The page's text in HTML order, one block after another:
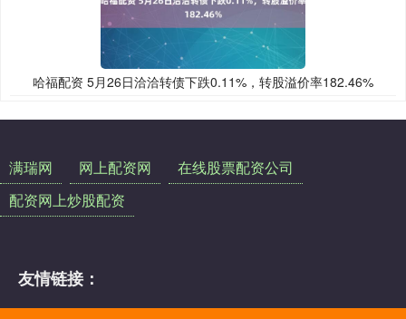
哈福配资 5月26日洽洽转债下跌0.11%，转股溢价率182.46%
满瑞网 网上配资网
在线股票配资公司
配资网上炒股配资
友情链接：